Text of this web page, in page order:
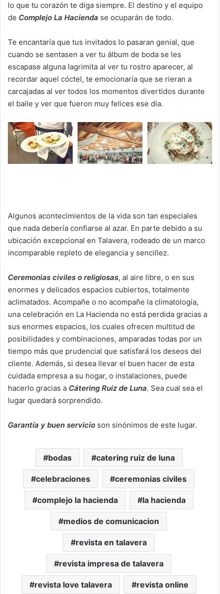
lo que tu corazón te diga siempre. El destino y el equipo
de Complejo La Hacienda se ocuparán de todo.
Te encantaría que tus invitados lo pasaran genial, que
cuando se sentasen a ver tu álbum de boda se les
escapase alguna lagrimita al ver tu rostro aparecer, al
recordar aquel cóctel, te emocionaría que se rieran a
carcajadas al ver todos los momentos divertidos durante
el baile y ver que fueron muy felices ese día.
Algunos acontecimientos de la vida son tan especiales
que nada debería confiarse al azar. En parte debido a su
ubicación excepcional en Talavera, rodeado de un marco
incomparable repleto de elegancia y sencillez.
Ceremonias civiles o religiosas, al aire libre, o en sus
enormes y delicados espacios cubiertos, totalmente
aclimatados. Acompañe o no acompañe la climatología,
una celebración en La Hacienda no está perdida gracias a
sus enormes espacios, los cuales ofrecen multitud de
posibilidades y combinaciones, amparadas todas por un
tiempo más que prudencial que satisfará los deseos del
cliente. Además, si desea llevar el buen hacer de esta
cuidada empresa a su hogar, o instalaciones, puede
hacerlo gracias a Cátering Ruiz de Luna. Sea cual sea el
lugar quedará sorprendido.
Garantía y buen servicio son sinónimos de este lugar.
bodas catering ruiz de luna
celebraciones ceremonias civiles
complejo la hacienda la hacienda
medios de comunicacion
revista en talavera
revista impresa de talavera
revista love talavera revista online